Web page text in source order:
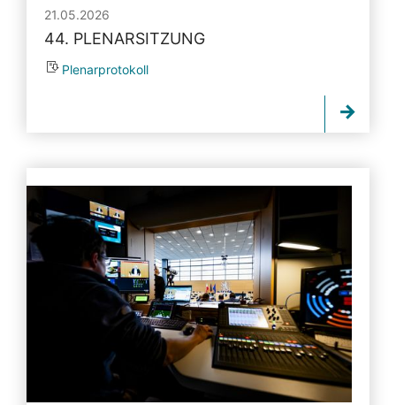
21.05.2026
44. PLENARSITZUNG
Plenarprotokoll